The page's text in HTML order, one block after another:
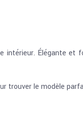
Élégante et
trouver le modèle